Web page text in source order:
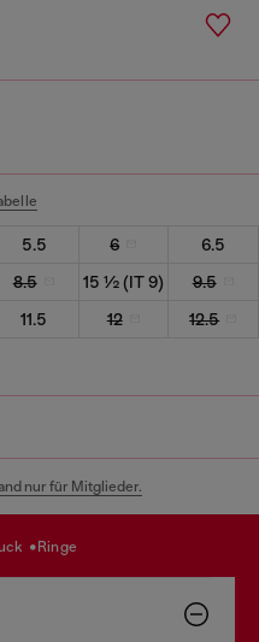
5.5 6
6.5
8.5 15 ½ (IT 9)
9.5
11.5 12
12.5
nur für Mitglieder.
ringe